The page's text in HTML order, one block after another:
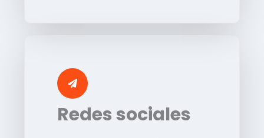
Redes sociales